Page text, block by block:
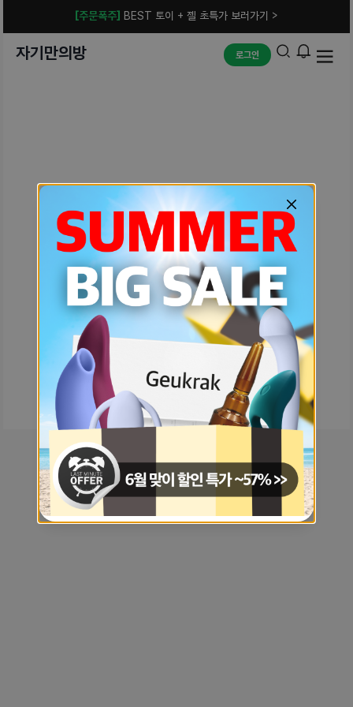
[주문폭주] BEST 토이 + 젤 초특가 보러가기 >
자기만의방 로그인
예상치 못한 에러입니다.